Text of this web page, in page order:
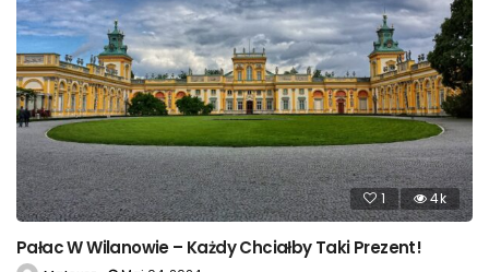
1 4k
Pałac W Wilanowie – Każdy Chciałby Taki Prezent!